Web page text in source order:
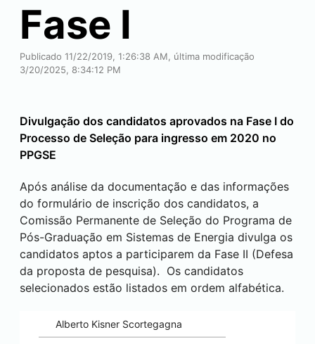
Fase I
Publicado 11/22/2019, 1:26:38 AM, última modificação
3/20/2025, 8:34:12 PM
Divulgação dos candidatos aprovados na Fase I do
Processo de Seleção para ingresso em 2020 no
PPGSE
Após análise da documentação e das informações
do formulário de inscrição dos candidatos, a
Comissão Permanente de Seleção do Programa de
Pós-Graduação em Sistemas de Energia divulga os
candidatos aptos a participarem da Fase II (Defesa
da proposta de pesquisa). Os candidatos
selecionados estão listados em ordem alfabética.
Alberto Kisner Scortegagna